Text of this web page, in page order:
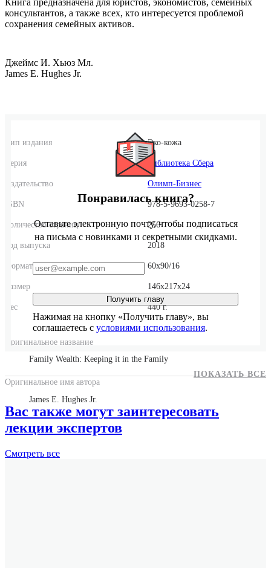
Книга предназначена для юристов, экономистов, семейных
консультантов, а также всех, кто интересуется проблемой
сохранения семейных активов.
Джеймс И. Хьюз Мл.
James E. Hughes Jr.
Тип издания Эко-кожа
Серия Библиотека Сбера
Издательство Олимп-Бизнес
ISBN 978-5-9693-0258-7
Количество страниц 256
Год выпуска 2018
Формат 60x90/16
Размер 146x217x24
Вес 440 г.
Оригинальное название
Family Wealth: Keeping it in the Family
Оригинальное имя автора
James E. Hughes Jr.
Понравилась книга?
Оставьте электронную почту, чтобы подписаться
на письма с новинками и секретными скидками.
Получить главу
Нажимая на кнопку «Получить главу», вы
соглашаетесь с условиями использования.
ПОКАЗАТЬ ВСЕ
Вас также могут заинтересовать
лекции экспертов
Смотреть все